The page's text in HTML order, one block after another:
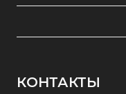
КОНТАКТЫ